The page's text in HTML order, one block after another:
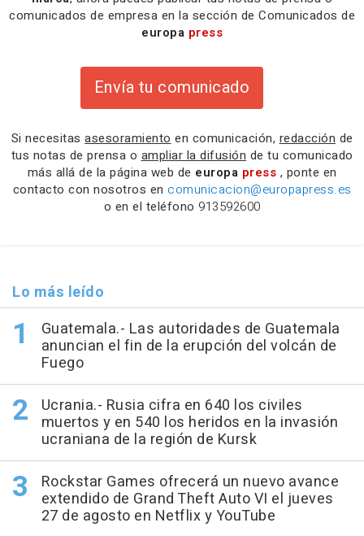
comunicados de empresa en la sección de Comunicados de
europa press
Envía tu comunicado
Si necesitas asesoramiento en comunicación, redacción de
tus notas de prensa o ampliar la difusión de tu comunicado
más allá de la página web de europa press , ponte en
contacto con nosotros en comunicacion@europapress.es
o en el teléfono 913592600
Lo más leído
Guatemala.- Las autoridades de Guatemala
anuncian el fin de la erupción del volcán de
Fuego
Ucrania.- Rusia cifra en 640 los civiles
muertos y en 540 los heridos en la invasión
ucraniana de la región de Kursk
Rockstar Games ofrecerá un nuevo avance
extendido de Grand Theft Auto VI el jueves
27 de agosto en Netflix y YouTube